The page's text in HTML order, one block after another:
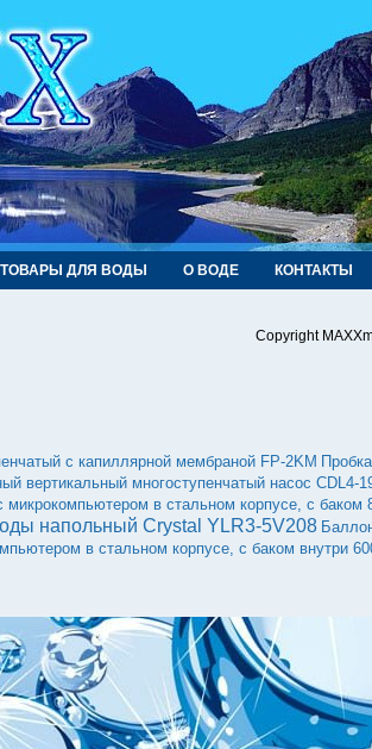
ТОВАРЫ ДЛЯ ВОДЫ О ВОДЕ КОНТАКТЫ
Copyright
с капиллярной мембраной FP-2KМ
вертикальный многоступенчатый насос CDL4-
микрокомпьютером в стальном корпусе, с баком
напольный Crystal YLR3-5V208
в стальном корпусе, с баком внутри